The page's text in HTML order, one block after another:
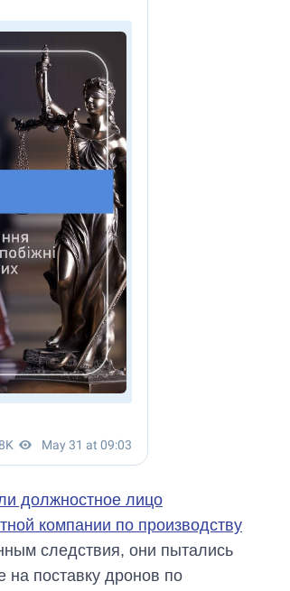
должностное лицо
компании по производству
следствия, они пытались
на поставку дронов по